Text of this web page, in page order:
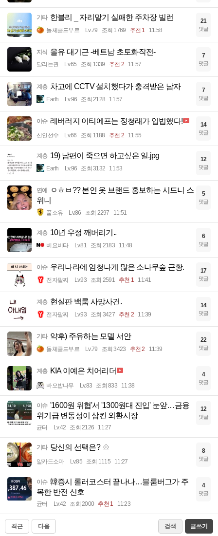
기타 한블리 _ 자리맡기 실패한 주차장 빌런
돌체콜드부르 Lv.79 조회 1769 추천 1 11:58
21
댓글
지식 을유 대기근 -베트남 초토화작전-
달리는관 Lv.65 조회 1339 추천 2 11:57
7
댓글
계층 차고에 CCTV 설치했다가 충격받은 남자
Earth Lv.96 조회 2128 11:57
7
댓글
이슈 레버러지 이티에프는 정청래가 입법했다!
신인선수 Lv.66 조회 1188 추천 2 11:55
14
댓글
계층 19) 남편이 죽으면 하고싶은 일.jpg
Earth Lv.96 조회 3132 11:53
12
댓글
연예
ㅇㅎㅂ?? 본인 옷 브랜드 홍보하는 시드니 스
위니
풀소유 Lv.86 조회 2297 11:51
5
댓글
계층 10년 우정 깨버리기..
비요비타 Lv.81 조회 2183 11:48
6
댓글
이슈 우리나라에 엄청나게 많은 소나무숲 근황.
전자팔찌 Lv.93 조회 2591 추천 1 11:41
17
댓글
계층 현실판 백룸 사망사건.
전자팔찌 Lv.93 조회 3427 추천 2 11:39
14
댓글
기타 약후) 주유하는 모델 서안
돌체콜드부르 Lv.79 조회 3423 추천 2 11:39
22
댓글
계층 KIA 이예은 치어리더
바오밥나무 Lv.83 조회 833 11:38
4
댓글
이슈 '1600원 위협'서 '1300원대 진입' 눈앞…금융
위기급 변동성이 삼킨 외환시장
균터 Lv.42 조회 2126 11:27
12
댓글
기타 당신의 선택은?
알카드소마 Lv.85 조회 1115 11:27
8
댓글
이슈 韓증시 롤러코스터 끝나나…블룸버그가 주
목한 반전 신호
균터 Lv.42 조회 2000 추천 1 11:23
4
댓글
최근 다음 검색 글쓰기